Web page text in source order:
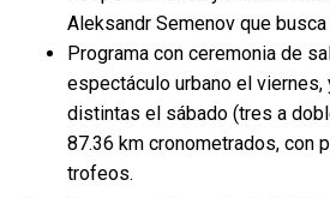
Aleksandr Semenov que
Programa con ceremonia de
espectáculo urbano el
distintas el sábado (tres a
87.36 km cronometrados, con
trofeos.